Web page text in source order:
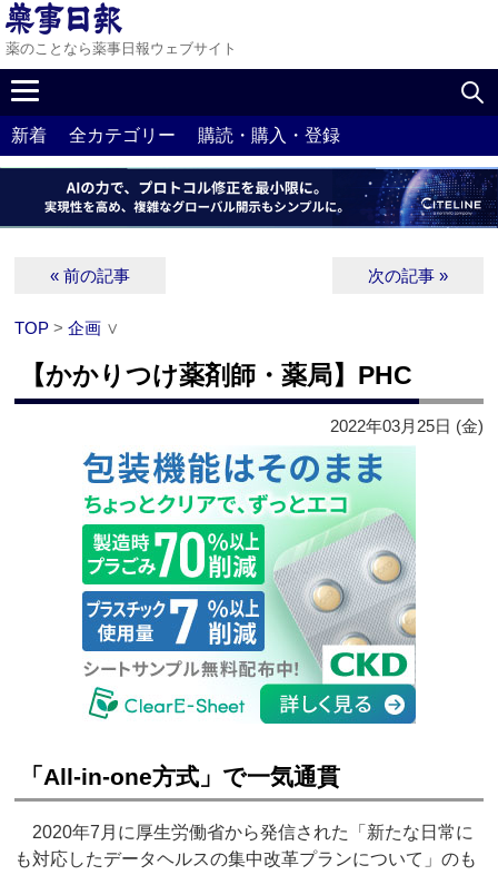
薬のことなら薬事日報ウェブサイト
新着 全カテゴリー 購読・購入・登録
« 前の記事 次の記事 »
TOP >企画 ∨
【かかりつけ薬剤師・薬局】PHC
2022年03月25日 (金)
「All-in-one方式」で一気通貫
2020年7月に厚生労働省から発信された「新たな日常に
も対応したデータヘルスの集中改革プランについて」のも